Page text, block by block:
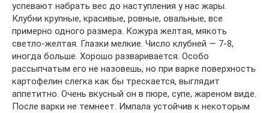
успевают набрать вес до наступления у нас жары.
Клубни крупные, красивые, ровные, овальные, все
примерно одного размера. Кожура желтая, мякоть
светло-желтая. Глазки мелкие. Число клубней — 7-8,
иногда больше. Хорошо разваривается. Особо
рассыпчатым его не назовешь, но при варке поверхность
картофелин слегка как бы трескается, выглядит
аппетитно. Очень вкусный он в пюре, супе, жареном виде.
После варки не темнеет. Импала устойчив к некоторым